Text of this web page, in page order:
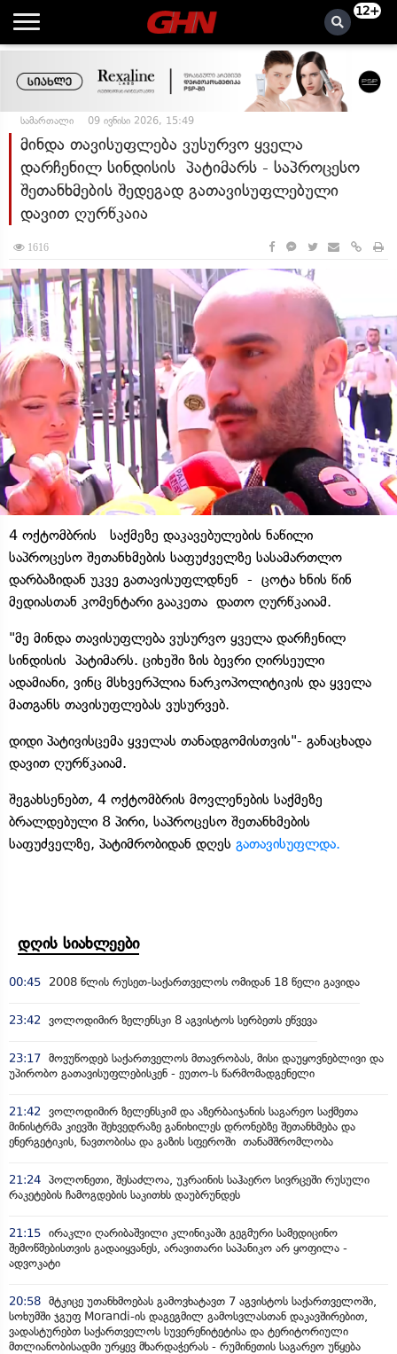
12+
სამართალი 09 ივნისი 2026, 15:49
მინდა თავისუფლება ვუსურვო ყველა
დარჩენილ სინდისის პატიმარს - საპროცესო
შეთანხმების შედეგად გათავისუფლებული
დავით ღურწკაია
1616
4 ოქტომბრის საქმეზე დაკავებულების ნაწილი
საპროცესო შეთანხმების საფუძველზე სასამართლო
დარბაზიდან უკვე გათავისუფლდნენ - ცოტა ხნის წინ
მედიასთან კომენტარი გააკეთა დათო ღურწკაიამ.
"მე მინდა თავისუფლება ვუსურვო ყველა დარჩენილ
სინდისის პატიმარს. ციხეში ზის ბევრი ღირსეული
ადამიანი, ვინც მსხვერპლია ნარკოპოლიტიკის და ყველა
მათგანს თავისუფლებას ვუსურვებ.
დიდი პატივისცემა ყველას თანადგომისთვის"- განაცხადა
დავით ღურწკაიამ.
შეგახსენებთ, 4 ოქტომბრის მოვლენების საქმეზე
ბრალდებული 8 პირი, საპროცესო შეთანხმების
საფუძველზე, პატიმრობიდან დღეს გათავისუფლდა.
დღის სიახლეები
00:45 2008 წლის რუსეთ-საქართველოს ომიდან 18 წელი გავიდა
23:42 ვოლოდიმირ ზელენსკი 8 აგვისტოს სერბეთს ეწვევა
23:17 მოვუწოდებ საქართველოს მთავრობას, მისი დაუყოვნებლივი და
უპირობო გათავისუფლებისკენ - ეუთო-ს წარმომადგენელი
21:42
ვოლოდიმირ ზელენსკიმ და აზერბაიჯანის საგარეო საქმეთა
მინისტრმა კიევში შეხვედრაზე განიხილეს დრონებზე შეთანხმება და
ენერგეტიკის, ნავთობისა და გაზის სფეროში თანამშრომლობა
21:24 პოლონეთი, შესაძლოა, უკრაინის საჰაერო სივრცეში რუსული
რაკეტების ჩამოგდების საკითხს დაუბრუნდეს
21:15 ირაკლი ღარიბაშვილი კლინიკაში გეგმური სამედიცინო
შემოწმებისთვის გადაიყვანეს, არავითარი საპანიკო არ ყოფილა -
ადვოკატი
20:58 მტკიცე უთანხმოებას გამოვხატავთ 7 აგვისტოს საქართველოში,
სოხუმში ჯგუფ Morandi-ის დაგეგმილ გამოსვლასთან დაკავშირებით,
ვადასტურებთ საქართველოს სუვერენიტეტისა და ტერიტორიული
მთლიანობისადმი ურყევ მხარდაჭერას - რუმინეთის საგარეო უწყება